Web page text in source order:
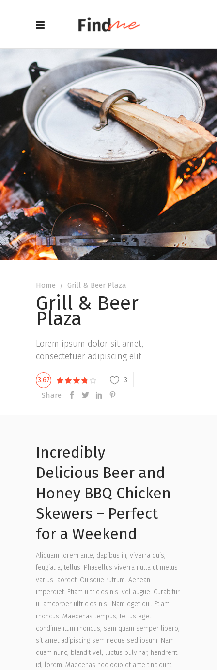
Home / Grill & Beer Plaza
Grill & Beer
Plaza
Lorem ipsum dolor sit amet,
consectetuer adipiscing elit
3.67 3
Share
Incredibly
Delicious Beer and
Honey BBQ Chicken
Skewers – Perfect
for a Weekend
Aliquam lorem ante, dapibus in, viverra quis,
feugiat a, tellus. Phasellus viverra nulla ut metus
varius laoreet. Quisque rutrum. Aenean
imperdiet. Etiam ultricies nisi vel augue. Curabitur
ullamcorper ultricies nisi. Nam eget dui. Etiam
rhoncus. Maecenas tempus, tellus eget
condimentum rhoncus, sem quam semper libero,
sit amet adipiscing sem neque sed ipsum. Nam
quam nunc, blandit vel, luctus pulvinar, hendrerit
id, lorem. Maecenas nec odio et ante tincidunt